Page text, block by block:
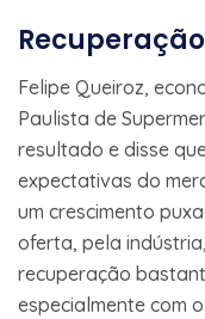
Recuperação
Felipe Queiroz,
Paulista de
resultado e disse
expectativas do
um crescimento
oferta, pela
recuperação
especialmente com